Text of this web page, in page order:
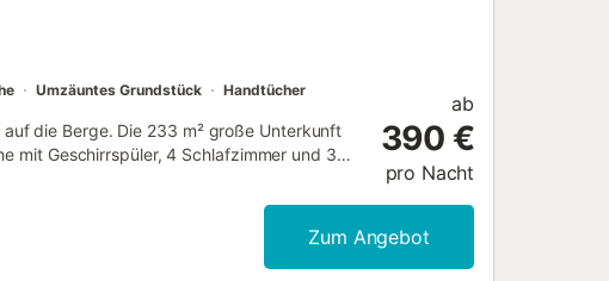
Umzäuntes Grundstück Handtücher
die Berge. Die 233 m² große Unterkunft
mit Geschirrspüler, 4 Schlafzimmer und 3
Aufpreis verfügbar. Das Highlight ist der
Terrasse, Grill und Außendusche.
mit Blick auf die Berge. Haustiere sind auf
gestattet. Die Unterkunft ist nur für
ab
390 €
pro Nacht
Zum Angebot